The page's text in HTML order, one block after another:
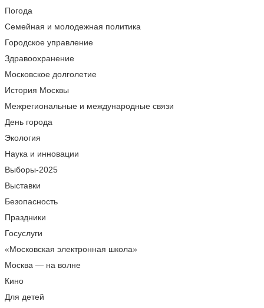
Погода
Семейная и молодежная политика
Городское управление
Здравоохранение
Московское долголетие
История Москвы
Межрегиональные и международные связи
День города
Экология
Наука и инновации
Выборы-2025
Выставки
Безопасность
Праздники
Госуслуги
«Московская электронная школа»
Москва — на волне
Кино
Для детей